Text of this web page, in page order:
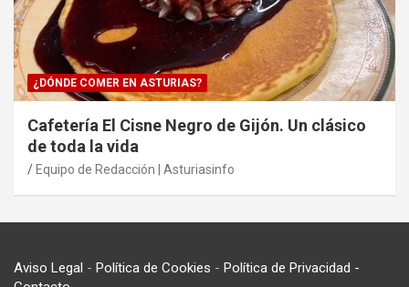
¿DÓNDE COMER EN ASTURIAS?
Cafetería El Cisne Negro de Gijón. Un clásico
de toda la vida
Equipo de Redacción | Asturiasinfo
Aviso Legal - Política de Cookies - Política de Privacidad -